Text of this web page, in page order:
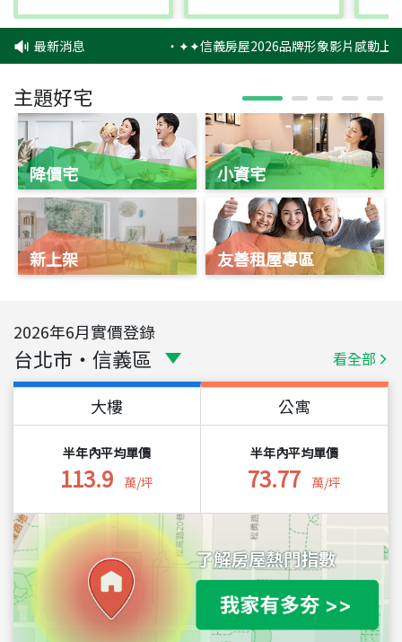
最新消息 ‧✦✦信義房屋2026品牌形象影片感動上
主題好宅
降價宅
新上架
小資宅
友善租屋專區
2026年6月實價登錄
台北市 ・ 信義區 看全部
大樓
半年內平均單價
113.9 萬/坪
公寓
半年內平均單價
73.77 萬/坪